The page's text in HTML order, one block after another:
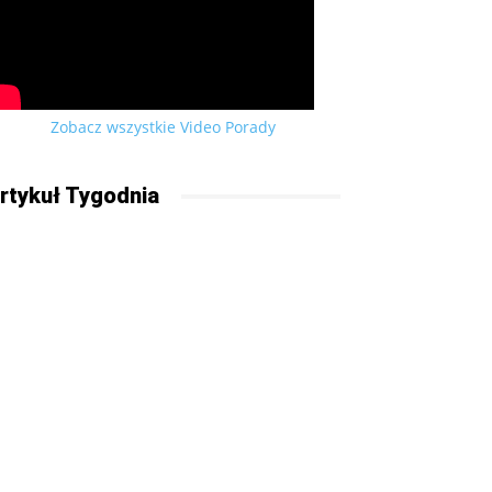
Zobacz wszystkie Video Porady
Tygodnia